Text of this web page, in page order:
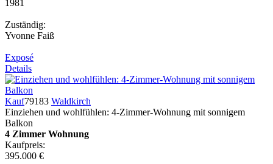
1981
Zuständig:
Yvonne Faiß
Exposé
Details
Kauf79183 Waldkirch
Einziehen und wohlfühlen: 4-Zimmer-Wohnung mit sonnigem
Balkon
4 Zimmer Wohnung
Kaufpreis:
395.000 €